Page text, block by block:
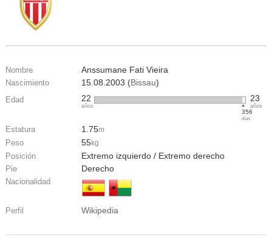
Nombre Anssumane Fati Vieira
Nascimiento 15.08.2003 (Bissau)
Edad 22
años
356
días
23
años
Estatura 1.75m
Peso 55kg
Posición Extremo izquierdo / Extremo derecho
Pie Derecho
Nacionalidad
Perfil Wikipedia